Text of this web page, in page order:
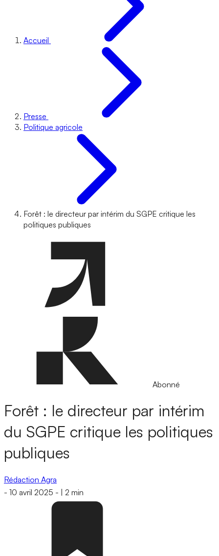
Accueil
Presse
Politique agricole
Forêt : le directeur par intérim du SGPE critique les
politiques publiques
Abonné
Forêt : le directeur par intérim
du SGPE critique les politiques
publiques
Rédaction Agra
- 10 avril 2025 - 2 min